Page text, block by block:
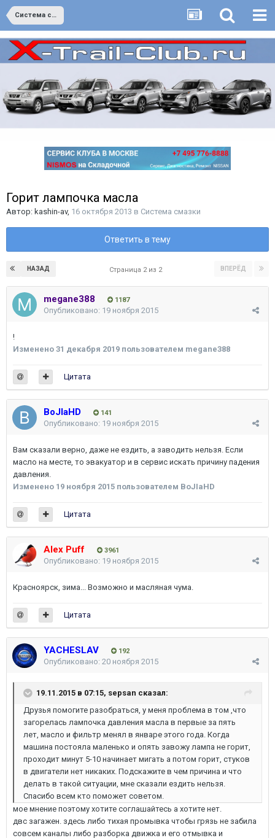
Система смазки
Горит лампочка масла
Автор: kashin-av, 16 октября 2013 в Система смазки
Ответить в тему
НАЗАД ВПЕРЁД
Страница 2 из 2
megane388 1187
Опубликовано: 19 ноября 2015
!
Изменено 31 декабря 2019 пользователем megane388
Цитата
BoJIaHD 141
Опубликовано: 19 ноября 2015
Вам сказали верно, даже не ездить, а заводить нельзя. Если
масло на месте, то эвакуатор и в сервис искать причину падения
давления.
Изменено 19 ноября 2015 пользователем BoJIaHD
Цитата
Alex Puff 3961
Опубликовано: 19 ноября 2015
Красноярск, зима... Возможно и масляная чума.
Цитата
YACHESLAV 192
Опубликовано: 20 ноября 2015
19.11.2015 в 07:15, sepsan сказал:
Друзья помогите разобраться, у меня проблема в том ,что
загорелась лампочка давления масла в первые за пять
лет, масло и фильтр менял в январе этого года. Когда
машина постояла маленько и опять завожу лампа не горит,
проходит минут 5-10 начинает мигать а потом горит, стуков
в двигатели нет никаких. Подскажите в чем причина и что
делать в такой ситуации, мне сказали ездить нельзя.
Спасибо всем кто поможет советом.
мое мнение поэтому хотите соглашайтесь а хотите нет.
двс загажен. здесь либо тихая промывка чтобы грязь не забила
совсем каналы либо разборка движка и его отмывка и